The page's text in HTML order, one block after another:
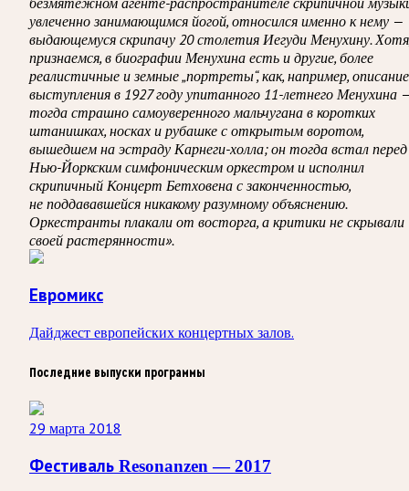
увлеченно занимающимся йогой, относился именно к нему —
выдающемуся скрипачу 20 столетия Иегуди Менухину.
признаемся, в биографии Менухина есть и другие, более
реалистичные и земные „портреты“, как, например, описание
выступления в 1927 году упитанного 11-летнего Менухина
тогда страшно самоуверенного мальчугана в коротких
штанишках, носках и рубашке с открытым воротом,
вышедшем на эстраду Карнеги-холла; он тогда встал перед
Нью-Йоркским симфоническим оркестром и исполнил
скрипичный Концерт Бетховена с законченностью,
не поддававшейся никакому разумному объяснению.
Оркестранты плакали от восторга, а критики не скрывали
своей растерянности».
Евромикс
Дайджест европейских концертных залов.
Последние выпуски программы
29 марта 2018
Фестиваль Resonanzen — 2017